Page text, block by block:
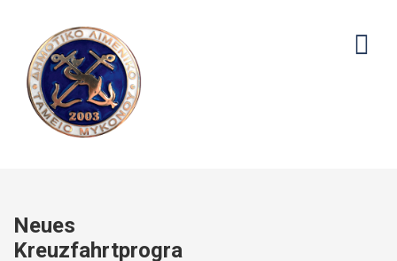
Neues
Kreuzfahrtprogra